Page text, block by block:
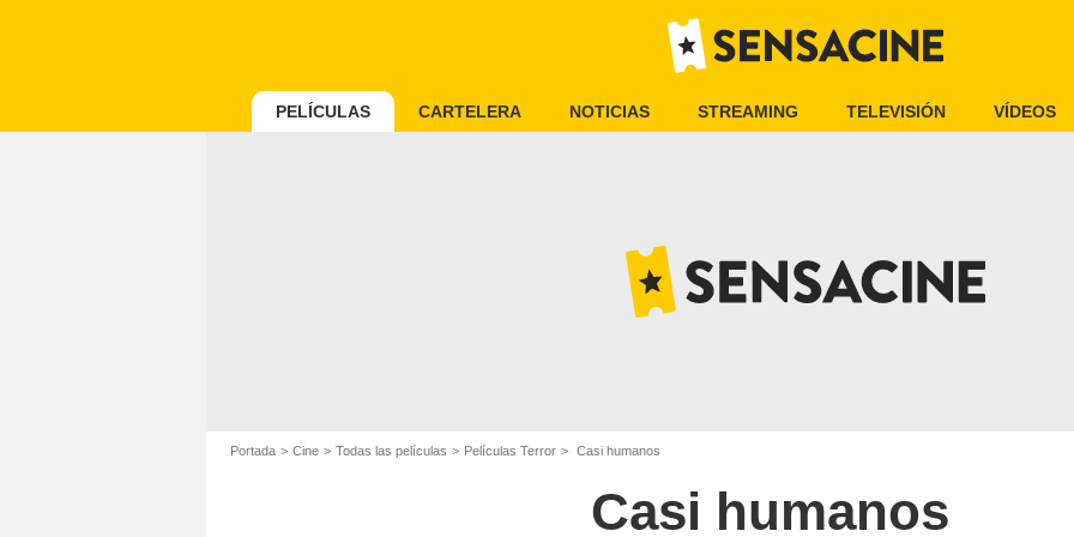
PELÍCULAS CARTELERA NOTICIAS STREAMING TELEVISIÓN VÍDEOS
Portada Cine Todas las películas Películas Terror Casi humanos
Casi humanos